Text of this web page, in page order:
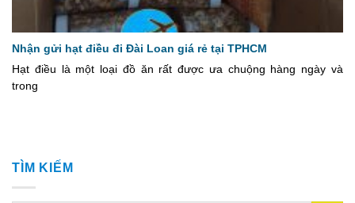
Nhận gửi hạt điều đi Đài Loan giá rẻ tại TPHCM
Hạt điều là một loại đồ ăn rất được ưa chuộng hàng ngày và
trong
TÌM KIẾM